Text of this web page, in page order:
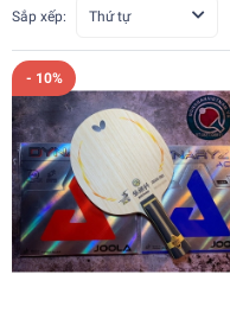
Sắp xếp: Thứ tự
- 10%